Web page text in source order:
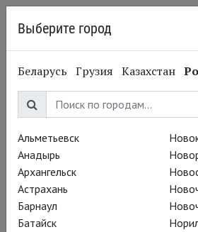
Корнелия
Cornelia Helfricht
Постановки
Выберите город
Беларусь Грузия Казахстан
Альметьевск
Анадырь
Архангельск
Астрахань
Барнаул
Батайск